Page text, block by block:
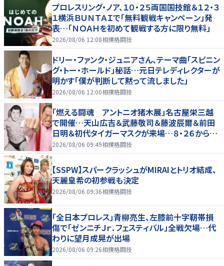
プロレスリング・ノア、１０・２５両国国技館＆１２・３
１横浜ＢＵＮＴＡＩで「無料観戦キャンペーン」発
表…「ＮＯＡＨを初めて観戦する方に限り無料」
2026/08/06 12:08相撲格闘技
ドリー・ファンク・ジュニアさん、テーマ曲「スピニン
グ・トー・ホールド」秘話…元日テレディレクターが
明かす「僕が判断して黙って流しました」
2026/08/06 12:00相撲格闘技
「燃える闘魂 アントニオ猪木展」名古屋栄三越
で開催…天山広吉＆武藤敬司＆藤波辰爾＆前田
日明＆初代タイガーマスクが来場…８・２６から９・
７まで
2026/08/06 09:49相撲格闘技
【SSPW】スパークラッシュがMIRAIとトリオ結成、
天麗皇希の初参戦も決定
2026/08/06 09:36相撲格闘技
「全日本プロレス」青柳亮生、左膝前十字靭帯損
傷で「ゼンニチＪｒ．フェスティバル」全戦欠場…代
わりに望月成晃が出場
2026/08/06 09:26相撲格闘技